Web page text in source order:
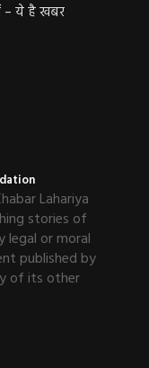
– ये है खबर
Lahariya
stories of
legal or moral
published by
of its other